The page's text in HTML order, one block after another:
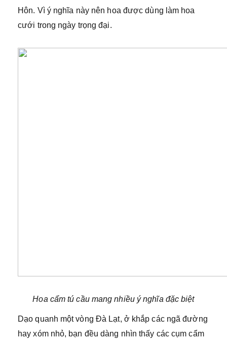
Hôn. Vì ý nghĩa này nên hoa được dùng làm hoa
cưới trong ngày trọng đại.
Hoa cẩm tú cầu mang nhiều ý nghĩa đặc biệt
Dạo quanh một vòng Đà Lạt, ở khắp các ngã đường
hay xóm nhỏ, bạn đều dàng nhìn thấy các cụm cẩm